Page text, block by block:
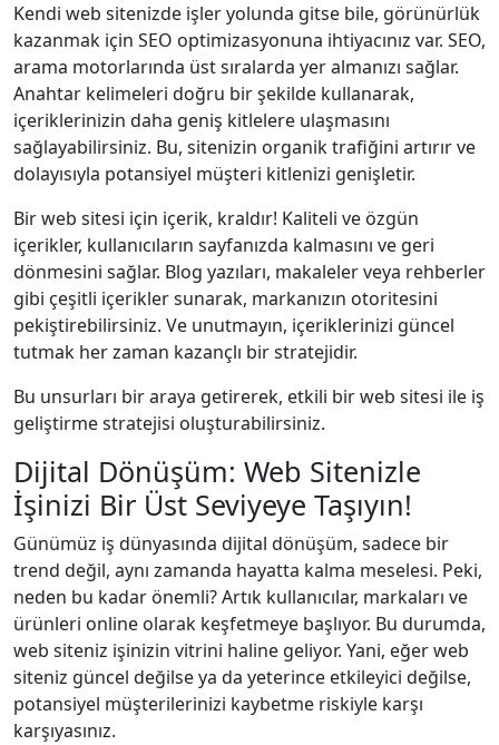
Kendi web sitenizde işler yolunda gitse bile, görünürlük
kazanmak için SEO optimizasyonuna ihtiyacınız var. SEO,
arama motorlarında üst sıralarda yer almanızı sağlar.
Anahtar kelimeleri doğru bir şekilde kullanarak,
içeriklerinizin daha geniş kitlelere ulaşmasını
sağlayabilirsiniz. Bu, sitenizin organik trafiğini artırır ve
dolayısıyla potansiyel müşteri kitlenizi genişletir.
Bir web sitesi için içerik, kraldır! Kaliteli ve özgün
içerikler, kullanıcıların sayfanızda kalmasını ve geri
dönmesini sağlar. Blog yazıları, makaleler veya rehberler
gibi çeşitli içerikler sunarak, markanızın otoritesini
pekiştirebilirsiniz. Ve unutmayın, içeriklerinizi güncel
tutmak her zaman kazançlı bir stratejidir.
Bu unsurları bir araya getirerek, etkili bir web sitesi ile iş
geliştirme stratejisi oluşturabilirsiniz.
Dijital Dönüşüm: Web Sitenizle
İşinizi Bir Üst Seviyeye Taşıyın!
Günümüz iş dünyasında dijital dönüşüm, sadece bir
trend değil, aynı zamanda hayatta kalma meselesi. Peki,
neden bu kadar önemli? Artık kullanıcılar, markaları ve
ürünleri online olarak keşfetmeye başlıyor. Bu durumda,
web siteniz işinizin vitrini haline geliyor. Yani, eğer web
siteniz güncel değilse ya da yeterince etkileyici değilse,
potansiyel müşterilerinizi kaybetme riskiyle karşı
karşıyasınız.